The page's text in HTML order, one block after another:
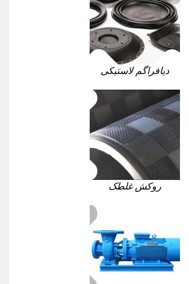
دیافراگم لاستیکی
روکش غلطک